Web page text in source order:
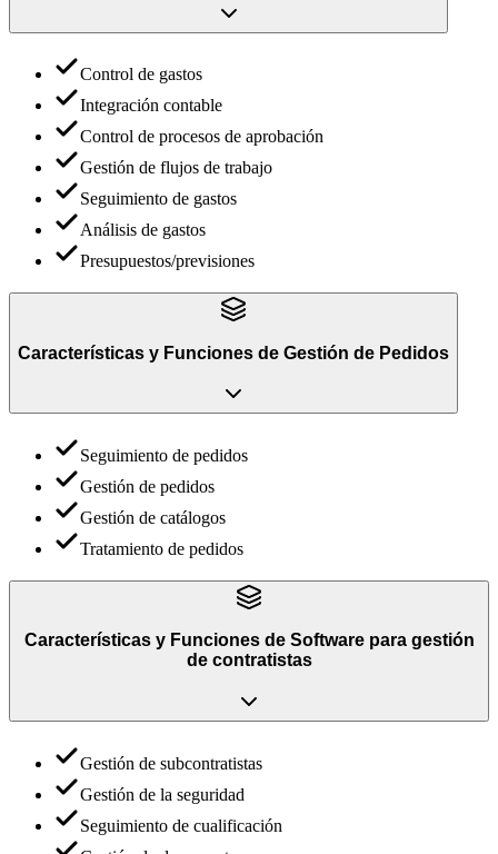
Control de gastos
Integración contable
Control de procesos de aprobación
Gestión de flujos de trabajo
Seguimiento de gastos
Análisis de gastos
Presupuestos/previsiones
Características y Funciones de Gestión de Pedidos
Seguimiento de pedidos
Gestión de pedidos
Gestión de catálogos
Tratamiento de pedidos
Características y Funciones de Software para gestión
de contratistas
Gestión de subcontratistas
Gestión de la seguridad
Seguimiento de cualificación